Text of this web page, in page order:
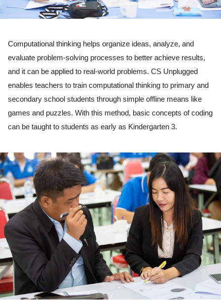
Computational thinking helps organize ideas, analyze, and
evaluate problem-solving processes to better achieve results,
and it can be applied to real-world problems. CS Unplugged
enables teachers to train computational thinking to primary and
secondary school students through simple offline means like
games and puzzles. With this method, basic concepts of coding
can be taught to students as early as Kindergarten 3.